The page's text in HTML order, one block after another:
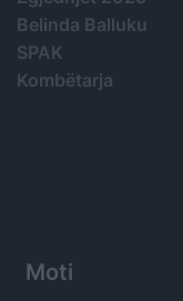
Belinda Balluku
SPAK
Kombëtarja
Moti